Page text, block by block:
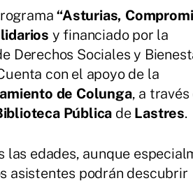
“Asturias,
y financiado por la
Derechos Sociales y
con el apoyo de la
de Colunga, a través
Pública de Lastres.
las edades, aunque
asistentes podrán descubrir